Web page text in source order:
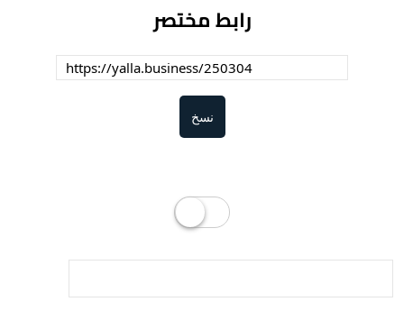
رابط مختصر
نسخ